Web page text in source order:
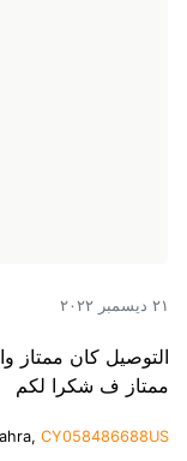
٢١ ديسمبر ٢٠٢٢
التوصيل كان ممتاز
ممتاز ف شكرا لكم
CY058486688US